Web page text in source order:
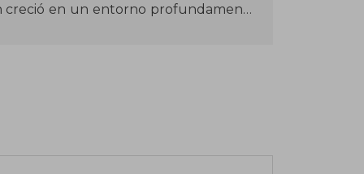
creció en un entorno profundamente
y la religión, temas que luego se
que alcanzó el estrellato global.